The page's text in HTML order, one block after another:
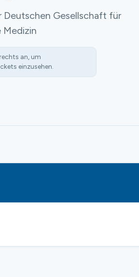
Gesellschaft für
Medizin
an, um
einzusehen.